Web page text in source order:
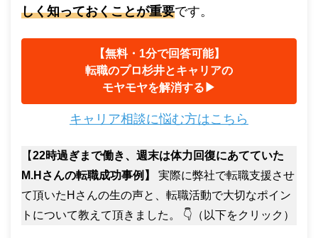
しく知っておくことが重要です。
【無料・1分で回答可能】
転職のプロ杉井とキャリアの
モヤモヤを解消する▶︎
キャリア相談に悩む方はこちら
【22時過ぎまで働き、週末は体力回復にあてていた
M.Hさんの転職成功事例】
実際に弊社で転職支援させ
て頂いたHさんの生の声と、転職活動で大切なポイン
トについて教えて頂きました。 👇（以下をクリック）